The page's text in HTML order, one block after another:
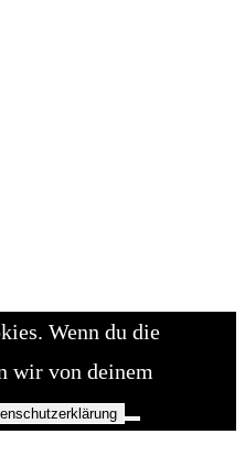
Wenn du die
wir von deinem